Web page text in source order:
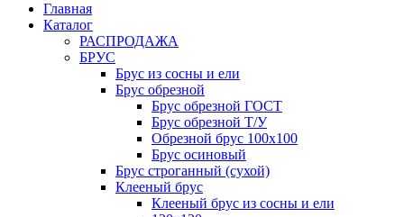
Главная
Каталог
РАСПРОДАЖА
БРУС
Брус из сосны и ели
Брус обрезной
Брус обрезной ГОСТ
Брус обрезной Т/У
Обрезной брус 100х100
Брус осиновый
Брус строганный (сухой)
Клееный брус
Клееный брус из сосны и ели